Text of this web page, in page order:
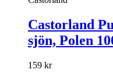
Castorland
sjön, Polen
159 kr